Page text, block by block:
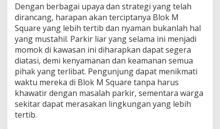
Dengan berbagai upaya dan strategi yang telah
dirancang, harapan akan terciptanya Blok M
Square yang lebih tertib dan nyaman bukanlah hal
yang mustahil. Parkir liar yang selama ini menjadi
momok di kawasan ini diharapkan dapat segera
diatasi, demi kenyamanan dan keamanan semua
pihak yang terlibat. Pengunjung dapat menikmati
waktu mereka di Blok M Square tanpa harus
khawatir dengan masalah parkir, sementara warga
sekitar dapat merasakan lingkungan yang lebih
tertib.